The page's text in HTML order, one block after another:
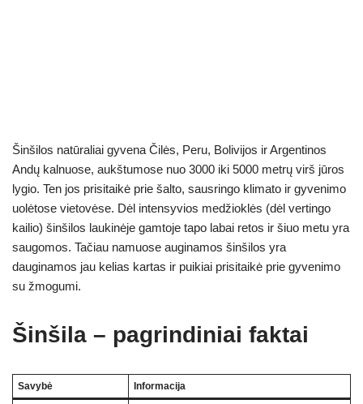
Šinšilos natūraliai gyvena Čilės, Peru, Bolivijos ir Argentinos
Andų kalnuose, aukštumose nuo 3000 iki 5000 metrų virš jūros
lygio. Ten jos prisitaikė prie šalto, sausringo klimato ir gyvenimo
uolėtose vietovėse. Dėl intensyvios medžioklės (dėl vertingo
kailio) šinšilos laukinėje gamtoje tapo labai retos ir šiuo metu yra
saugomos. Tačiau namuose auginamos šinšilos yra
dauginamos jau kelias kartas ir puikiai prisitaikė prie gyvenimo
su žmogumi.
Šinšila – pagrindiniai faktai
Savybė Informacija